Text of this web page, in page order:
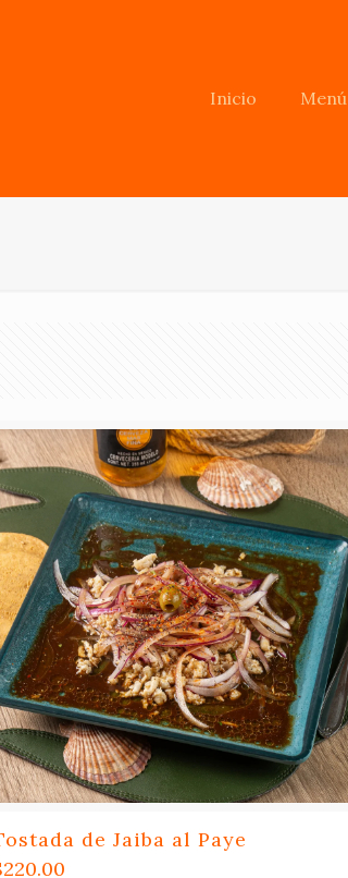
Inicio Menú
de Jaiba al Paye
220.00